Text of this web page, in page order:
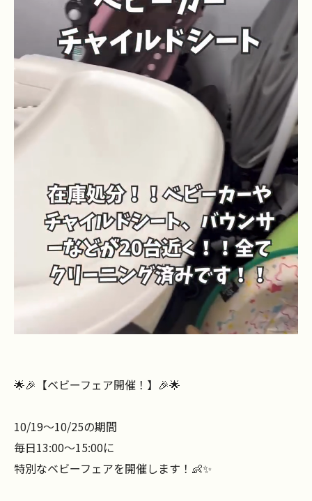
🌟🎉【ベビーフェア開催！】🎉🌟
10/19～10/25の期間
毎日13:00～15:00に
特別なベビーフェアを開催します！👶✨